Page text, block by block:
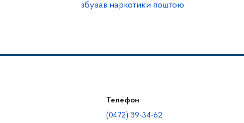
збував наркотики поштою
Телефон
(0472) 39-34-62